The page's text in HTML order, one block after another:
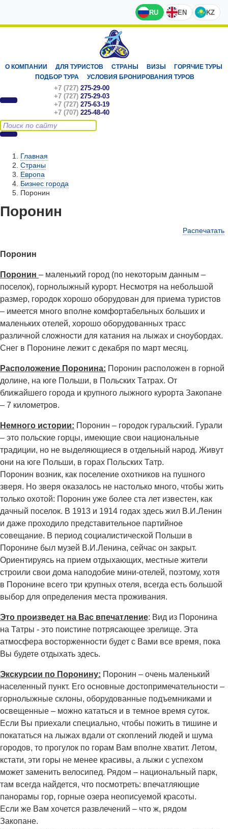
RU EN KZ
О КОМПАНИИ ДЛЯ ТУРИСТОВ СТРАНЫ ВИЗЫ
ГОРЯЧИЕ ТУРЫ
ПОДБОР ТУРА
УСЛОВИЯ БРОНИРОВАНИЯ ТУРОВ
+7 (727) 275-29-00
+7 (727) 275-29-03
+7 (727) 275-63-19
+7 (707) 225-48-40
Главная
Страны
Европа
Бизнес города
Поронин
Поронин
Распечатать
Поронин
Поронин – маленький город (по некоторым данным –
поселок), горнолыжный курорт. Несмотря на небольшой
размер, городок хорошо оборудован для приема туристов
– имеется много вполне комфортабельных больших и
маленьких отелей, хорошо оборудованных трасс
различной сложности для катания на лыжах и сноубордах.
Снег в Поронине лежит с декабря по март месяц.
Расположение Поронина: Поронин расположен в горной
долине, на юге Польши, в Польских Татрах. От
ближайшего города и крупного лыжного курорта Закопане
– 7 километров.
Немного истории: Поронин – городок гуральский. Гурали
– это польские горцы, имеющие свои национальные
традиции, но не выделяющиеся в отдельный народ. Живут
они на юге Польши, в горах Польских Татр.
Поронин возник, как поселение охотников на пушного
зверя. Но зверя оказалось не настолько много, чтобы жить
только охотой: Поронин уже более ста лет известен, как
дачный поселок. В 1913 и 1914 годах здесь жил В.И.Ленин
и даже проходило представительное партийное
совещание. В период социалистической Польши в
Поронине был музей В.И.Ленина, сейчас он закрыт.
Ориентируясь на прием отдыхающих, местные жители
строили свои дома наподобие мини-отелей, поэтому, хотя
в Поронине всего три крупных отеля, всегда есть большой
выбор для определения места проживания.
Это произведет на Вас впечатление: Вид из Поронина
на Татры - это поистине потрясающее зрелище. Эта
атмосфера восторженности будет с Вами все время, пока
Вы будете отдыхать здесь.
Экскурсии по Поронину: Поронин – очень маленький
населенный пункт. Его основные достопримечательности –
горнолыжные склоны, оборудованные подъемниками и
освещенные – можно кататься и в темное время суток.
Если Вы приехали специально, чтобы пожить в тишине и
покататься на лыжах вдали от скоплений людей и шума
городов, то прогулок по горам Вам вполне хватит. Летом,
кстати, эти горы не менее красивы, а лыжи с успехом
может заменить велосипед. Рядом – национальный парк,
там всегда найдется, что посмотреть: впечатляющие
панорамы гор, горные озера неописуемой красоты.
Если же Вам хочется развлечений – что ж, рядом
Закопане.